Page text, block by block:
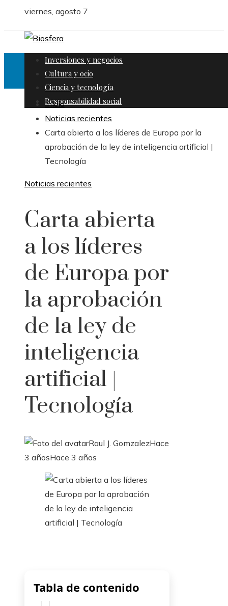
viernes, agosto 7
Inversiones y negocios
Cultura y ocio
Ciencia y tecnología
Responsabilidad social
Inicio
Noticias recientes
Carta abierta a los líderes de Europa por la
aprobación de la ley de inteligencia artificial |
Tecnología
Noticias recientes
Carta abierta
a los líderes
de Europa por
la aprobación
de la ley de
inteligencia
artificial |
Tecnología
Raul J. GomzalezHace
3 añosHace 3 años
Tabla de contenido